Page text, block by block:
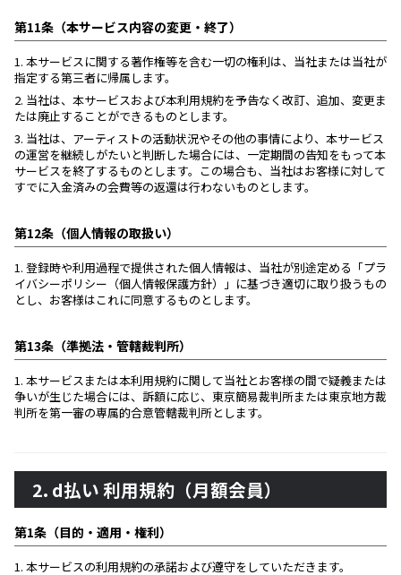
第11条（本サービス内容の変更・終了）
1. 本サービスに関する著作権等を含む一切の権利は、当社または当社が
指定する第三者に帰属します。
2. 当社は、本サービスおよび本利用規約を予告なく改訂、追加、変更ま
たは廃止することができるものとします。
3. 当社は、アーティストの活動状況やその他の事情により、本サービス
の運営を継続しがたいと判断した場合には、一定期間の告知をもって本
サービスを終了するものとします。この場合も、当社はお客様に対して
すでに入金済みの会費等の返還は行わないものとします。
第12条（個人情報の取扱い）
1. 登録時や利用過程で提供された個人情報は、当社が別途定める「プラ
イバシーポリシー（個人情報保護方針）」に基づき適切に取り扱うもの
とし、お客様はこれに同意するものとします。
第13条（準拠法・管轄裁判所）
1. 本サービスまたは本利用規約に関して当社とお客様の間で疑義または
争いが生じた場合には、訴額に応じ、東京簡易裁判所または東京地方裁
判所を第一審の専属的合意管轄裁判所とします。
2. d払い 利用規約（月額会員）
第1条（目的・適用・権利）
1. 本サービスの利用規約の承諾および遵守をしていただきます。